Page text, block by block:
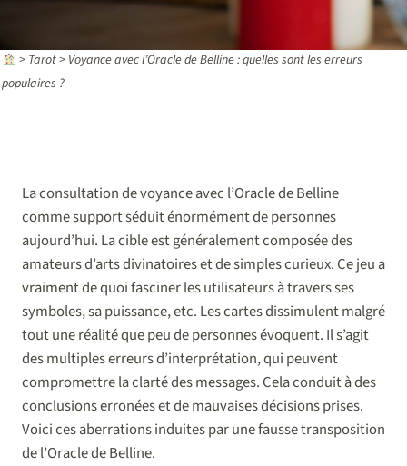
> Tarot> Voyance avec l’Oracle de Belline : quelles sont les erreurs
populaires ?
La consultation de voyance avec l’Oracle de Belline
comme support séduit énormément de personnes
aujourd’hui. La cible est généralement composée des
amateurs d’arts divinatoires et de simples curieux. Ce jeu a
vraiment de quoi fasciner les utilisateurs à travers ses
symboles, sa puissance, etc. Les cartes dissimulent malgré
tout une réalité que peu de personnes évoquent. Il s’agit
des multiples erreurs d’interprétation, qui peuvent
compromettre la clarté des messages. Cela conduit à des
conclusions erronées et de mauvaises décisions prises.
Voici ces aberrations induites par une fausse transposition
de l’Oracle de Belline.